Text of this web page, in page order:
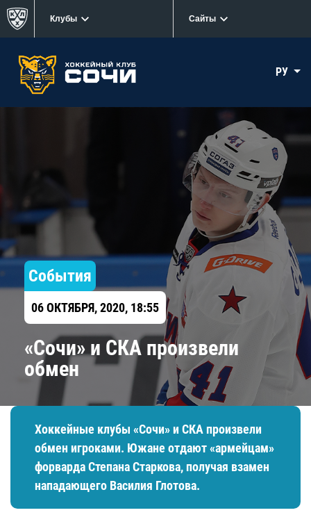
Клубы Сайты
РУ
События
06 ОКТЯБРЯ, 2020, 18:55
«Сочи» и СКА произвели
обмен
Хоккейные клубы «Сочи» и СКА произвели
обмен игроками. Южане отдают «армейцам»
форварда Степана Старкова, получая взамен
нападающего Василия Глотова.